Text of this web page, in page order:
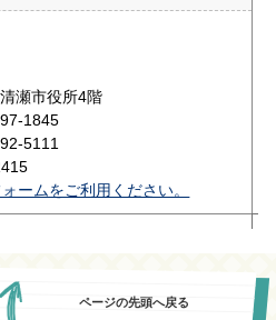
瀬市役所4階
1845
5111
ームをご利用ください。
ページの先頭へ戻る